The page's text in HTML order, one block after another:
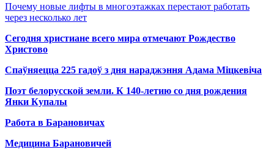
Почему новые лифты в многоэтажках перестают работать
через несколько лет
Сегодня христиане всего мира отмечают Рождество
Христово
Спаўняецца 225 гадоў з дня нараджэння Адама Міцкевіча
Поэт белорусской земли. К 140-летию со дня рождения
Янки Купалы
Работа в Барановичах
Медицина Барановичей